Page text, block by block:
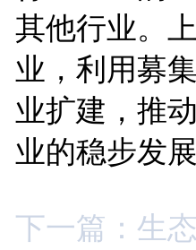
其他行业。
业，利用募
业扩建，推
业的稳步发展
下一篇：生